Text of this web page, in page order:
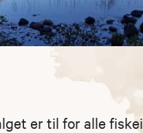
er til for alle